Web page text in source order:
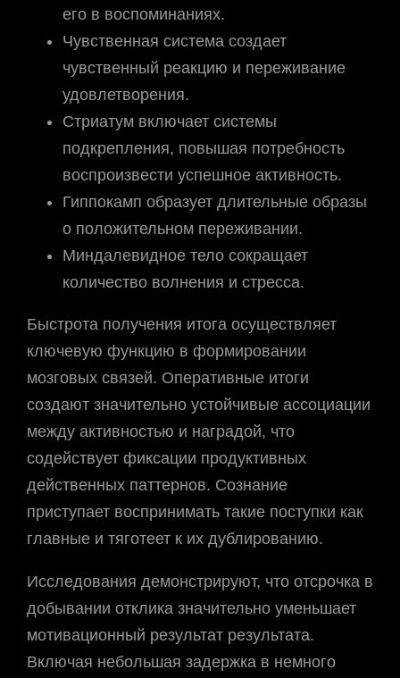
его в воспоминаниях.
Чувственная система создает
чувственный реакцию и переживание
удовлетворения.
Стриатум включает системы
подкрепления, повышая потребность
воспроизвести успешное активность.
Гиппокамп образует длительные образы
о положительном переживании.
Миндалевидное тело сокращает
количество волнения и стресса.
Быстрота получения итога осуществляет
ключевую функцию в формировании
мозговых связей. Оперативные итоги
создают значительно устойчивые ассоциации
между активностью и наградой, что
содействует фиксации продуктивных
действенных паттернов. Сознание
приступает воспринимать такие поступки как
главные и тяготеет к их дублированию.
Исследования демонстрируют, что отсрочка в
добывании отклика значительно уменьшает
мотивационный результат результата.
Включая небольшая задержка в немного